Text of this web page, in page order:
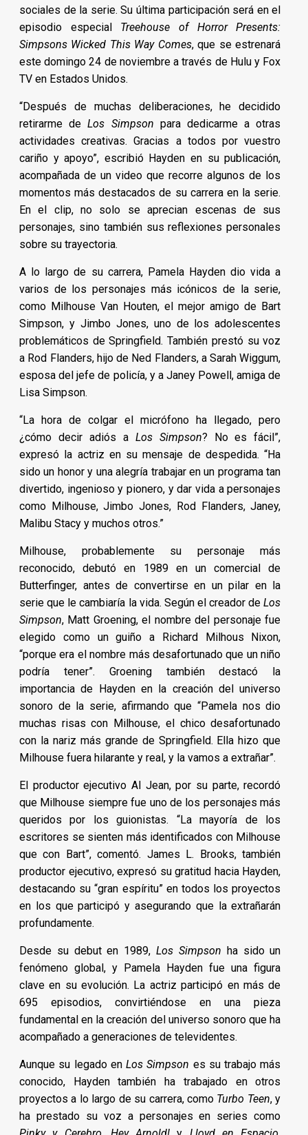
sociales de la serie. Su última participación será en el
episodio especial Treehouse of Horror Presents:
Simpsons Wicked This Way Comes, que se estrenará
este domingo 24 de noviembre a través de Hulu y Fox
TV en Estados Unidos.
“Después de muchas deliberaciones, he decidido
retirarme deLos Simpson para dedicarme a otras
actividades creativas. Gracias a todos por vuestro
cariño y apoyo”, escribió Hayden en su publicación,
acompañada de un video que recorre algunos de los
momentos más destacados de su carrera en la serie.
En el clip, no solo se aprecian escenas de sus
personajes, sino también sus reflexiones personales
sobre su trayectoria.
A lo largo de su carrera, Pamela Hayden dio vida a
varios de los personajes más icónicos de la serie,
como Milhouse Van Houten, el mejor amigo de Bart
Simpson, y Jimbo Jones, uno de los adolescentes
problemáticos de Springfield. También prestó su voz
a Rod Flanders, hijo de Ned Flanders, a Sarah Wiggum,
esposa del jefe de policía, y a Janey Powell, amiga de
Lisa Simpson.
“La hora de colgar el micrófono ha llegado, pero
¿cómo decir adiós a Los Simpson? No es fácil”,
expresó la actriz en su mensaje de despedida. “Ha
sido un honor y una alegría trabajar en un programa tan
divertido, ingenioso y pionero, y dar vida a personajes
como Milhouse, Jimbo Jones, Rod Flanders, Janey,
Malibu Stacy y muchos otros.”
Milhouse, probablemente su personaje más
reconocido, debutó en 1989 en un comercial de
Butterfinger, antes de convertirse en un pilar en la
serie que le cambiaría la vida. Según el creador deLos
Simpson, Matt Groening, el nombre del personaje fue
elegido como un guiño a Richard Milhous Nixon,
“porque era el nombre más desafortunado que un niño
podría tener”. Groening también destacó la
importancia de Hayden en la creación del universo
sonoro de la serie, afirmando que “Pamela nos dio
muchas risas con Milhouse, el chico desafortunado
con la nariz más grande de Springfield. Ella hizo que
Milhouse fuera hilarante y real, y la vamos a extrañar”.
El productor ejecutivo Al Jean, por su parte, recordó
que Milhouse siempre fue uno de los personajes más
queridos por los guionistas. “La mayoría de los
escritores se sienten más identificados con Milhouse
que con Bart”, comentó. James L. Brooks, también
productor ejecutivo, expresó su gratitud hacia Hayden,
destacando su “gran espíritu” en todos los proyectos
en los que participó y asegurando que la extrañarán
profundamente.
Desde su debut en 1989,Los Simpson ha sido un
fenómeno global, y Pamela Hayden fue una figura
clave en su evolución. La actriz participó en más de
695 episodios, convirtiéndose en una pieza
fundamental en la creación del universo sonoro que ha
acompañado a generaciones de televidentes.
Aunque su legado enLos Simpson es su trabajo más
conocido, Hayden también ha trabajado en otros
proyectos a lo largo de su carrera, como Turbo Teen, y
ha prestado su voz a personajes en series como